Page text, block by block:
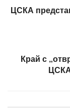
ЦСКА
Край с